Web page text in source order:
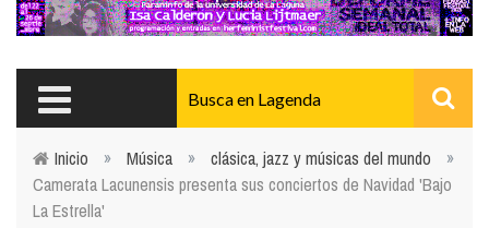
Usted está aquí
Inicio » Música » clásica, jazz y músicas del mundo
»
Camerata Lacunensis presenta sus conciertos de Navidad 'Bajo
La Estrella'